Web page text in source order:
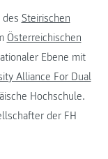
des Steirischen
Österreichischen
Ebene mit
Alliance For Dual
Hochschule.
der FH